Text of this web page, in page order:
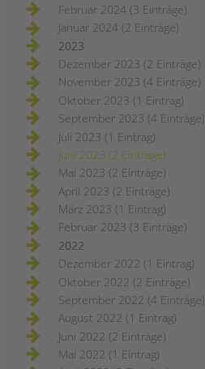
Februar 2024 (3 Einträge)
Januar 2024 (2 Einträge)
2023
Dezember 2023 (2 Einträge)
November 2023 (4 Einträge)
Oktober 2023 (1 Eintrag)
September 2023 (4 Einträge)
Juli 2023 (1 Eintrag)
Juni 2023 (2 Einträge)
Mai 2023 (2 Einträge)
April 2023 (2 Einträge)
März 2023 (1 Eintrag)
Februar 2023 (3 Einträge)
2022
Dezember 2022 (1 Eintrag)
Oktober 2022 (2 Einträge)
September 2022 (4 Einträge)
August 2022 (1 Eintrag)
Juni 2022 (2 Einträge)
Mai 2022 (1 Eintrag)